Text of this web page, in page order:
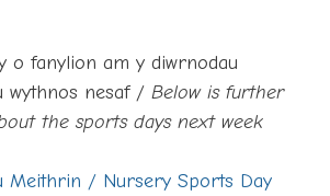
o fanylion am y diwrnodau
wythnos nesaf / Below is further
the sports days next week
Meithrin / Nursery Sports Day